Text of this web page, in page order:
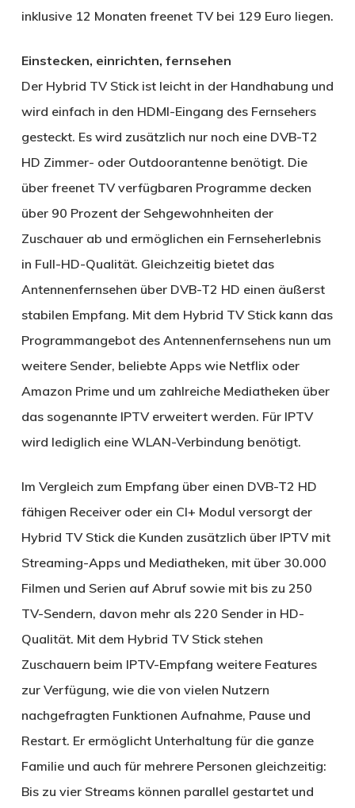
inklusive 12 Monaten freenet TV bei 129 Euro liegen.
Einstecken, einrichten, fernsehen
Der Hybrid TV Stick ist leicht in der Handhabung und
wird einfach in den HDMI-Eingang des Fernsehers
gesteckt. Es wird zusätzlich nur noch eine DVB-T2
HD Zimmer- oder Outdoorantenne benötigt. Die
über freenet TV verfügbaren Programme decken
über 90 Prozent der Sehgewohnheiten der
Zuschauer ab und ermöglichen ein Fernseherlebnis
in Full-HD-Qualität. Gleichzeitig bietet das
Antennenfernsehen über DVB-T2 HD einen äußerst
stabilen Empfang. Mit dem Hybrid TV Stick kann das
Programmangebot des Antennenfernsehens nun um
weitere Sender, beliebte Apps wie Netflix oder
Amazon Prime und um zahlreiche Mediatheken über
das sogenannte IPTV erweitert werden. Für IPTV
wird lediglich eine WLAN-Verbindung benötigt.
Im Vergleich zum Empfang über einen DVB-T2 HD
fähigen Receiver oder ein CI+ Modul versorgt der
Hybrid TV Stick die Kunden zusätzlich über IPTV mit
Streaming-Apps und Mediatheken, mit über 30.000
Filmen und Serien auf Abruf sowie mit bis zu 250
TV-Sendern, davon mehr als 220 Sender in HD-
Qualität. Mit dem Hybrid TV Stick stehen
Zuschauern beim IPTV-Empfang weitere Features
zur Verfügung, wie die von vielen Nutzern
nachgefragten Funktionen Aufnahme, Pause und
Restart. Er ermöglicht Unterhaltung für die ganze
Familie und auch für mehrere Personen gleichzeitig:
Bis zu vier Streams können parallel gestartet und